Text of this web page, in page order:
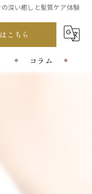
深い癒しと髪質ケア体験
こちら
コラム